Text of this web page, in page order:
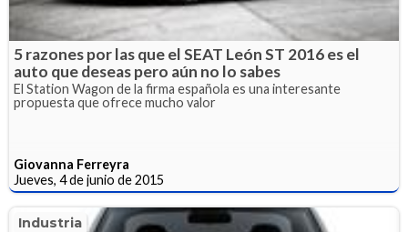
5 razones por las que el SEAT León ST 2016 es el
auto que deseas pero aún no lo sabes
El Station Wagon de la firma española es una interesante
propuesta que ofrece mucho valor
Giovanna Ferreyra
Jueves, 4 de junio de 2015
Industria